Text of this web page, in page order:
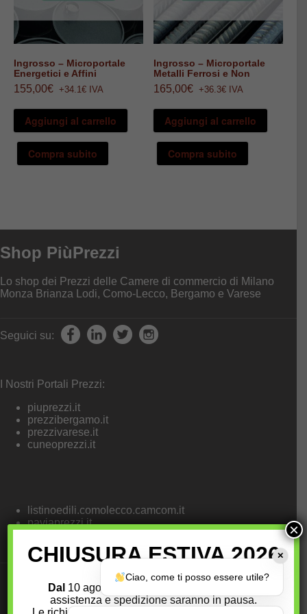
Ingrosso – Microportale
Energetici e Affini
155,00€ +34.1€ IVA
Aggiungi al carrello
Compra subito
Ingrosso – Microportale
Metalli Ferrosi e Non
165,00€ +36.3€ IVA
Aggiungi al carrello
Compra subito
Shop PiùPrezzi
Lo shop dei Prezzi delle Camere di commercio di Milano
Monza Brianza Lodi, Como-Lecco, Bergamo e Varese
Seguici su:
I Nostri Portali Prezzi:
piuprezzi.it
prezzibergamo.it
prezzivarese.it
cuneoprezzi.it
listinoedili.comolecco.camcom.it
paviaprezzi.it
Chi Siamo | Privacy Policy
Dichiarazione di Accessibilità| Condizioni Vendita
CHIUSURA ESTIVA 2026
Dal 10 agosto al 25 agosto 2026
assistenza e spedizione saranno in pausa.
×
✕
Ciao, come ti posso essere utile?